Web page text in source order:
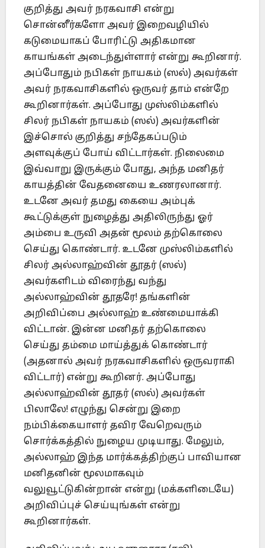
குறித்து அவர் நரகவாசி என்று
சொன்னீர்களோ அவர் இறைவழியில்
கடுமையாகப் போரிட்டு அதிகமான
காயங்கள் அடைந்துள்ளார் என்று கூறினார்.
அப்போதும் நபிகள் நாயகம் (ஸல்) அவர்கள்
அவர் நரகவாசிகளில் ஒருவர் தாம் என்றே
கூறினார்கள். அப்போது முஸ்லிம்களில்
சிலர் நபிகள் நாயகம் (ஸல்) அவர்களின்
இச்சொல் குறித்து சந்தேகப்படும்
அளவுக்குப் போய் விட்டார்கள். நிலைமை
இவ்வாறு இருக்கும் போது, அந்த மனிதர்
காயத்தின் வேதனையை உணரலானார்.
உடனே அவர் தமது கையை அம்புக்
கூட்டுக்குள் நுழைத்து அதிலிருந்து ஓர்
அம்பை உருவி அதன் மூலம் தற்கொலை
செய்து கொண்டார். உடனே முஸ்லிம்களில்
சிலர் அல்லாஹ்வின் தூதர் (ஸல்)
அவர்களிடம் விரைந்து வந்து
அல்லாஹ்வின் தூதரே! தங்களின்
அறிவிப்பை அல்லாஹ் உண்மையாக்கி
விட்டான். இன்ன மனிதர் தற்கொலை
செய்து தம்மை மாய்த்துக் கொண்டார்
(அதனால் அவர் நரகவாசிகளில் ஒருவராகி
விட்டார்) என்று கூறினர். அப்போது
அல்லாஹ்வின் தூதர் (ஸல்) அவர்கள்
பிலாலே! எழுந்து சென்று இறை
நம்பிக்கையாளர் தவிர வேறெவரும்
சொர்க்கத்தில் நுழைய முடியாது. மேலும்,
அல்லாஹ் இந்த மார்க்கத்திற்குப் பாவியான
மனிதனின் மூலமாகவும்
வலுவூட்டுகின்றான் என்று (மக்களிடையே)
அறிவிப்புச் செய்யுங்கள் என்று
கூறினார்கள்.